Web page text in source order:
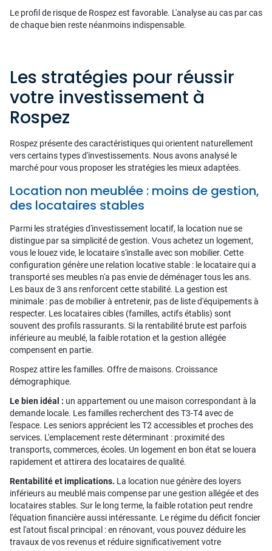
Le profil de risque de Rospez est favorable. L'analyse au cas par cas
de chaque bien reste néanmoins indispensable.
Les stratégies pour réussir
votre investissement à
Rospez
Rospez présente des caractéristiques qui orientent naturellement
vers certains types d'investissements. Nous avons analysé le
marché pour vous proposer les stratégies les mieux adaptées.
Location non meublée : moins de gestion,
des locataires stables
Parmi les stratégies d'investissement locatif, la location nue se
distingue par sa simplicité de gestion. Vous achetez un logement,
vous le louez vide, le locataire s'installe avec son mobilier. Cette
configuration génère une relation locative stable : le locataire qui a
transporté ses meubles n'a pas envie de déménager tous les ans.
Les baux de 3 ans renforcent cette stabilité. La gestion est
minimale : pas de mobilier à entretenir, pas de liste d'équipements à
respecter. Les locataires cibles (familles, actifs établis) sont
souvent des profils rassurants. Si la rentabilité brute est parfois
inférieure au meublé, la faible rotation et la gestion allégée
compensent en partie.
Rospez attire les familles. Offre de maisons. Croissance
démographique.
Le bien idéal : un appartement ou une maison correspondant à la
demande locale. Les familles recherchent des T3-T4 avec de
l'espace. Les seniors apprécient les T2 accessibles et proches des
services. L'emplacement reste déterminant : proximité des
transports, commerces, écoles. Un logement en bon état se louera
rapidement et attirera des locataires de qualité.
Rentabilité et implications. La location nue génère des loyers
inférieurs au meublé mais compense par une gestion allégée et des
locataires stables. Sur le long terme, la faible rotation peut rendre
l'équation financière aussi intéressante. Le régime du déficit foncier
est l'atout fiscal principal : en rénovant, vous pouvez déduire les
travaux de vos revenus et réduire significativement votre